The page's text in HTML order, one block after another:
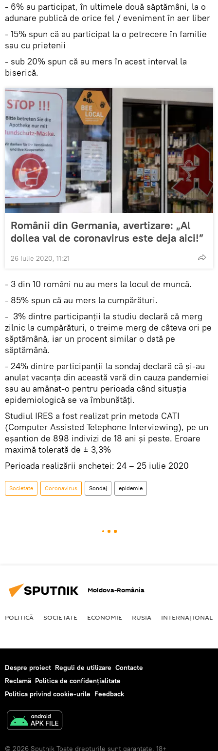
- 6% au participat, în ultimele două săptămâni, la o
adunare publică de orice fel / eveniment în aer liber
- 15% spun că au participat la o petrecere în familie
sau cu prietenii
- sub 20% spun că au mers în acest interval la
biserică.
Românii din Germania, avertizare: „Al
doilea val de coronavirus este deja aici!”
26 Iulie 2020, 11:21
- 3 din 10 români nu au mers la locul de muncă.
- 85% spun că au mers la cumpărături.
- 3% dintre participanții la studiu declară că merg
zilnic la cumpărături, o treime merg de câteva ori pe
săptămână, iar un procent similar o dată pe
săptămână.
- 24% dintre participanții la sondaj declară că și-au
anulat vacanța din această vară din cauza pandemiei
sau au amânat-o pentru perioada când situația
epidemiologică se va îmbunătăți.
Studiul IRES a fost realizat prin metoda CATI
(Computer Assisted Telephone Interviewing), pe un
eșantion de 898 indivizi de 18 ani și peste. Eroare
maximă tolerată de ± 3,3%
Perioada realizării anchetei: 24 – 25 iulie 2020
Societate Coronavirus Sondaj epidemie
Moldova-România
POLITICĂ SOCIETATE ECONOMIE RUSIA INTERNAŢIONAL
Despre proiect Reguli de utilizare Contacte
Reclamă Politica de confidențialitate
Politica privind cookie-urile Feedback
© 2026 Sputnik Toate drepturile sunt garantate. 18+